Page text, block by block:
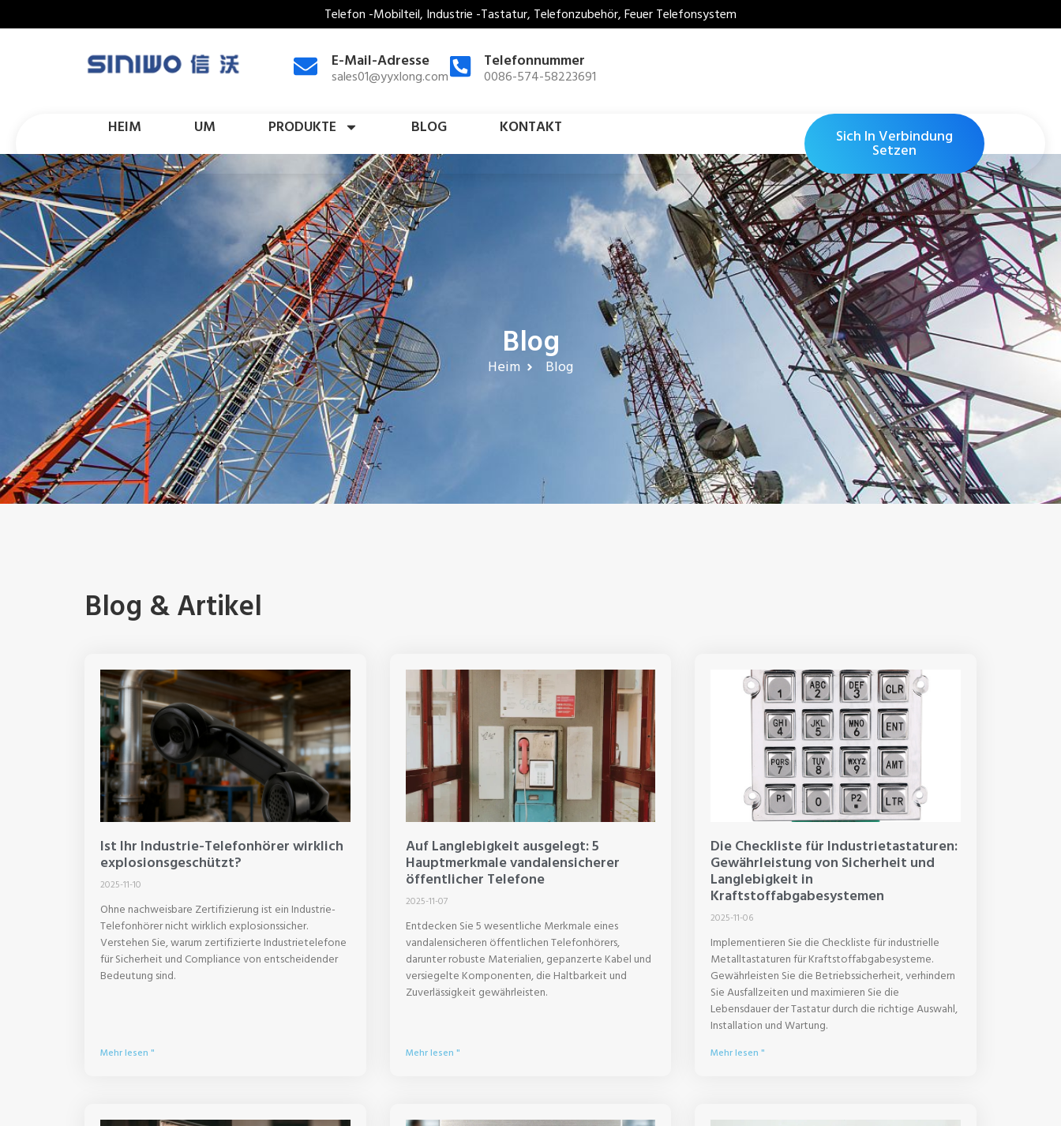
Telefon -Mobilteil, Industrie -Tastatur, Telefonzubehör, Feuer Telefonsystem
E-Mail-Adresse
sales01@yyxlong.com
Telefonnummer
0086-574-58223691
HEIM UM PRODUKTE BLOG KONTAKT Sich In Verbindung
Setzen
Blog
Heim Blog
Blog & Artikel
Ist Ihr Industrie-Telefonhörer wirklich
explosionsgeschützt?
2025-11-10
Ohne nachweisbare Zertifizierung ist ein Industrie-
Telefonhörer nicht wirklich explosionssicher.
Verstehen Sie, warum zertifizierte Industrietelefone
für Sicherheit und Compliance von entscheidender
Bedeutung sind.
Mehr lesen "
Auf Langlebigkeit ausgelegt: 5
Hauptmerkmale vandalensicherer
öffentlicher Telefone
2025-11-07
Entdecken Sie 5 wesentliche Merkmale eines
vandalensicheren öffentlichen Telefonhörers,
darunter robuste Materialien, gepanzerte Kabel und
versiegelte Komponenten, die Haltbarkeit und
Zuverlässigkeit gewährleisten.
Mehr lesen "
Die Checkliste für Industrietastaturen:
Gewährleistung von Sicherheit und
Langlebigkeit in
Kraftstoffabgabesystemen
2025-11-06
Implementieren Sie die Checkliste für industrielle
Metalltastaturen für Kraftstoffabgabesysteme.
Gewährleisten Sie die Betriebssicherheit, verhindern
Sie Ausfallzeiten und maximieren Sie die
Lebensdauer der Tastatur durch die richtige Auswahl,
Installation und Wartung.
Mehr lesen "